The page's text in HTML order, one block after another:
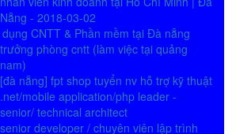
Nẵng - 2018-03-02
CNTT & Phần mềm tại Đà nẵng
trưởng phòng cntt (làm việc tại quảng
nam)
[đà nẵng] fpt shop tuyển nv hỗ trợ kỹ thuật
.net/mobile application/php leader -
senior/ technical architect
senior developer / chuyên viên lập trình